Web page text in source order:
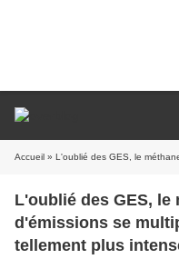
Accueil » L'oublié des GES, le méthane, dont les
L'oublié des GES,
d'émissions se
tellement plus